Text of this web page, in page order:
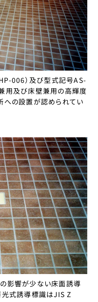
006）及び型式記号AS-
用及び床壁兼用の高輝度
への設置が認められてい
影響が少ない床面誘導
光式誘導標識はJIS Z